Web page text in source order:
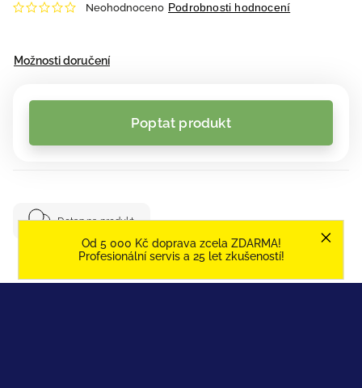
Od 5 000 Kč doprava zcela ZDARMA!
Profesionální servis a 25 let zkušeností!
Neohodnoceno Podrobnosti hodnocení
Možnosti doručení
Poptat produkt
Dotaz na produkt